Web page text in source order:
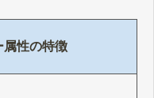
属性の特徴